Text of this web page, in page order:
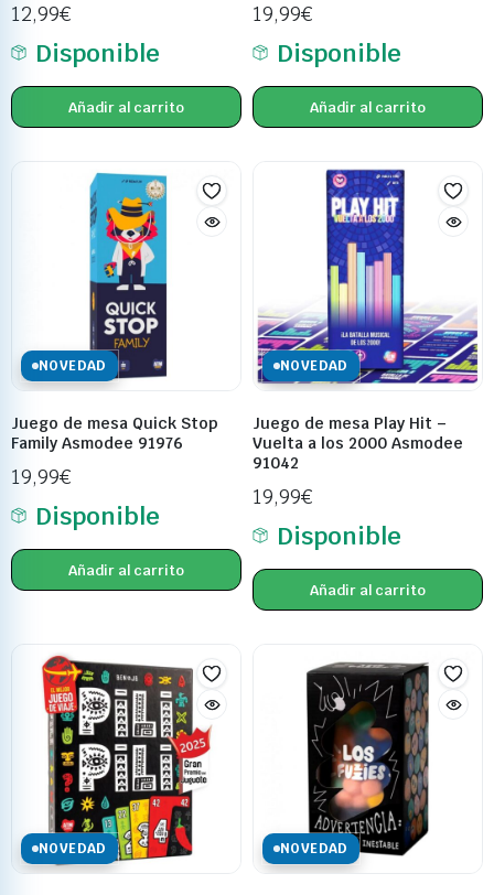
12,99€
Disponible
Añadir al carrito
19,99€
Disponible
Añadir al carrito
NOVEDAD
Juego de mesa Quick Stop
Family Asmodee 91976
19,99€
Disponible
Añadir al carrito
NOVEDAD
Juego de mesa Play Hit –
Vuelta a los 2000 Asmodee
91042
19,99€
Disponible
Añadir al carrito
NOVEDAD NOVEDAD